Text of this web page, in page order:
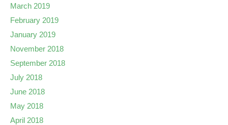
March 2019
February 2019
January 2019
November 2018
September 2018
July 2018
June 2018
May 2018
April 2018